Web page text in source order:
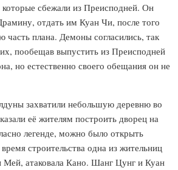
сбежали из Преисподней. Он
отдать им Куан Чи, после того
часть плана. Демоны согласились, так
пообещав выпустить из Преисподней
но естественно своего обещания он не
захватили небольшую деревню во
её жителям построить дворец на
легенде, можно было открыть
строительства одна из жительниц
атаковала Кано. Шанг Цунг и Куан